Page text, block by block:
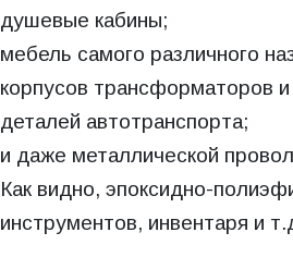
душевые кабины;
мебель самого различного
корпусов трансформаторов
деталей автотранспорта;
и даже металлической
Как видно, эпоксидно-
инструментов, инвентаря и